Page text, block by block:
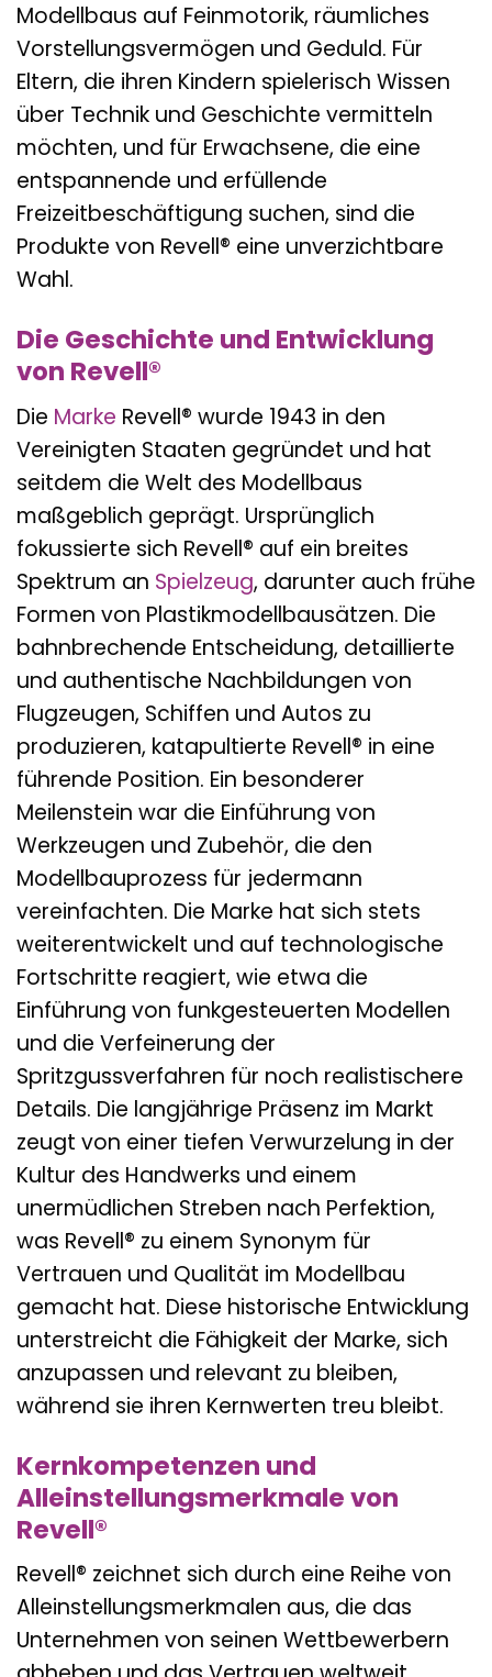
Modellbaus auf Feinmotorik, räumliches
Vorstellungsvermögen und Geduld. Für
Eltern, die ihren Kindern spielerisch Wissen
über Technik und Geschichte vermitteln
möchten, und für Erwachsene, die eine
entspannende und erfüllende
Freizeitbeschäftigung suchen, sind die
Produkte von Revell® eine unverzichtbare
Wahl.
Die Geschichte und Entwicklung
von Revell®
Die Marke Revell® wurde 1943 in den
Vereinigten Staaten gegründet und hat
seitdem die Welt des Modellbaus
maßgeblich geprägt. Ursprünglich
fokussierte sich Revell® auf ein breites
Spektrum an Spielzeug, darunter auch frühe
Formen von Plastikmodellbausätzen. Die
bahnbrechende Entscheidung, detaillierte
und authentische Nachbildungen von
Flugzeugen, Schiffen und Autos zu
produzieren, katapultierte Revell® in eine
führende Position. Ein besonderer
Meilenstein war die Einführung von
Werkzeugen und Zubehör, die den
Modellbauprozess für jedermann
vereinfachten. Die Marke hat sich stets
weiterentwickelt und auf technologische
Fortschritte reagiert, wie etwa die
Einführung von funkgesteuerten Modellen
und die Verfeinerung der
Spritzgussverfahren für noch realistischere
Details. Die langjährige Präsenz im Markt
zeugt von einer tiefen Verwurzelung in der
Kultur des Handwerks und einem
unermüdlichen Streben nach Perfektion,
was Revell® zu einem Synonym für
Vertrauen und Qualität im Modellbau
gemacht hat. Diese historische Entwicklung
unterstreicht die Fähigkeit der Marke, sich
anzupassen und relevant zu bleiben,
während sie ihren Kernwerten treu bleibt.
Kernkompetenzen und
Alleinstellungsmerkmale von
Revell®
Revell® zeichnet sich durch eine Reihe von
Alleinstellungsmerkmalen aus, die das
Unternehmen von seinen Wettbewerbern